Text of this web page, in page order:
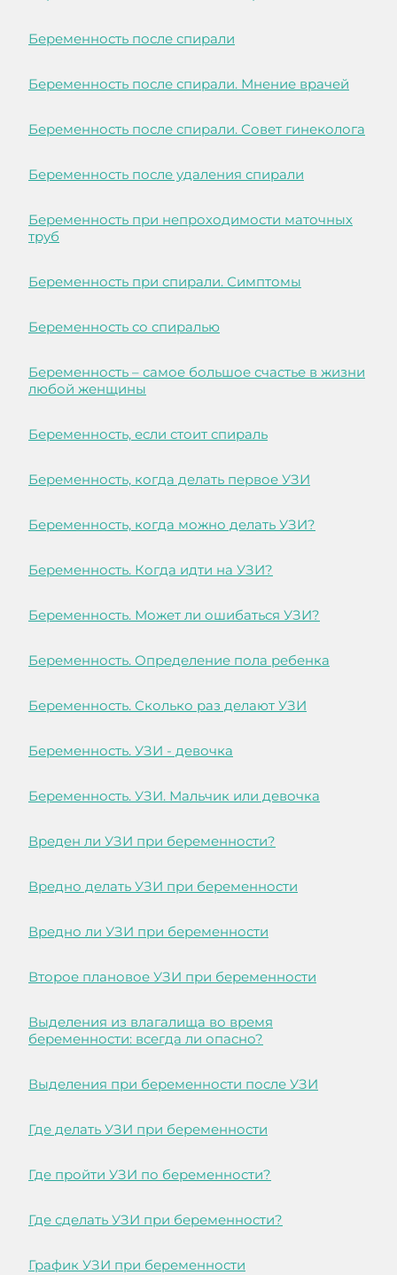
Беременность после спирали
Беременность после спирали. Мнение врачей
Беременность после спирали. Совет гинеколога
Беременность после удаления спирали
Беременность при непроходимости маточных
труб
Беременность при спирали. Симптомы
Беременность со спиралью
Беременность – самое большое счастье в жизни
любой женщины
Беременность, если стоит спираль
Беременность, когда делать первое УЗИ
Беременность, когда можно делать УЗИ?
Беременность. Когда идти на УЗИ?
Беременность. Может ли ошибаться УЗИ?
Беременность. Определение пола ребенка
Беременность. Сколько раз делают УЗИ
Беременность. УЗИ - девочка
Беременность. УЗИ. Мальчик или девочка
Вреден ли УЗИ при беременности?
Вредно делать УЗИ при беременности
Вредно ли УЗИ при беременности
Второе плановое УЗИ при беременности
Выделения из влагалища во время
беременности: всегда ли опасно?
Выделения при беременности после УЗИ
Где делать УЗИ при беременности
Где пройти УЗИ по беременности?
Где сделать УЗИ при беременности?
График УЗИ при беременности